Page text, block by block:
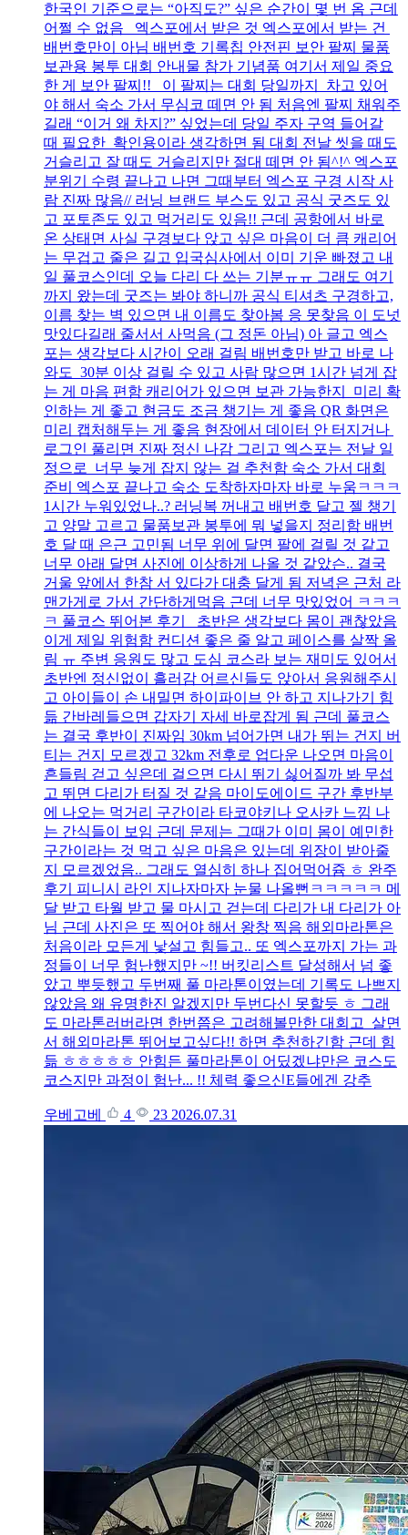
한국인 기준으로는 “아직도?” 싶은 순간이 몇 번 옴 근데
어쩔 수 없음 엑스포에서 받은 것 엑스포에서 받는 건
배번호만이 아님 배번호 기록칩 안전핀 보안 팔찌 물품
보관용 봉투 대회 안내물 참가 기념품 여기서 제일 중요
한 게 보안 팔찌!! 이 팔찌는 대회 당일까지 차고 있어
야 해서 숙소 가서 무심코 떼면 안 됨 처음엔 팔찌 채워주
길래 “이거 왜 차지?” 싶었는데 당일 주자 구역 들어갈
때 필요한 확인용이라 생각하면 됨 대회 전날 씻을 때도
거슬리고 잘 때도 거슬리지만 절대 떼면 안 됨^!^ 엑스포
분위기 수령 끝나고 나면 그때부터 엑스포 구경 시작 사
람 진짜 많음// 러닝 브랜드 부스도 있고 공식 굿즈도 있
고 포토존도 있고 먹거리도 있음!! 근데 공항에서 바로
온 상태면 사실 구경보다 앉고 싶은 마음이 더 큼 캐리어
는 무겁고 줄은 길고 입국심사에서 이미 기운 빠졌고 내
일 풀코스인데 오늘 다리 다 쓰는 기분ㅠㅠ 그래도 여기
까지 왔는데 굿즈는 봐야 하니까 공식 티셔츠 구경하고,
이름 찾는 벽 있으면 내 이름도 찾아봄 응 못찾음 이 도넛
맛있다길래 줄서서 사먹음 (그 정돈 아님) 아 글고 엑스
포는 생각보다 시간이 오래 걸림 배번호만 받고 바로 나
와도 30분 이상 걸릴 수 있고 사람 많으면 1시간 넘게 잡
는 게 마음 편함 캐리어가 있으면 보관 가능한지 미리 확
인하는 게 좋고 현금도 조금 챙기는 게 좋음 QR 화면은
미리 캡처해두는 게 좋음 현장에서 데이터 안 터지거나
로그인 풀리면 진짜 정신 나감 그리고 엑스포는 전날 일
정으로 너무 늦게 잡지 않는 걸 추천함 숙소 가서 대회
준비 엑스포 끝나고 숙소 도착하자마자 바로 누움ㅋㅋㅋ
1시간 누워있었나..? 러닝복 꺼내고 배번호 달고 젤 챙기
고 양말 고르고 물품보관 봉투에 뭐 넣을지 정리함 배번
호 달 때 은근 고민됨 너무 위에 달면 팔에 걸릴 것 같고
너무 아래 달면 사진에 이상하게 나올 것 같았슨.. 결국
거울 앞에서 한참 서 있다가 대충 달게 됨 저녁은 근처 라
맨가게로 가서 간단하게먹음 근데 너무 맛있었어 ㅋㅋㅋ
ㅋ 풀코스 뛰어본 후기 초반은 생각보다 몸이 괜찮았음
이게 제일 위험함 컨디션 좋은 줄 알고 페이스를 살짝 올
림 ㅠ 주변 응원도 많고 도심 코스라 보는 재미도 있어서
초반엔 정신없이 흘러감 어르신들도 앉아서 응원해주시
고 아이들이 손 내밀면 하이파이브 안 하고 지나가기 힘
듦 간바레들으면 갑자기 자세 바로잡게 됨 근데 풀코스
는 결국 후반이 진짜임 30km 넘어가면 내가 뛰는 건지 버
티는 건지 모르겠고 32km 전후로 업다운 나오면 마음이
흔들림 걷고 싶은데 걸으면 다시 뛰기 싫어질까 봐 무섭
고 뛰면 다리가 터질 것 같음 마이도에이드 구간 후반부
에 나오는 먹거리 구간이라 타코야키나 오사카 느낌 나
는 간식들이 보임 근데 문제는 그때가 이미 몸이 예민한
구간이라는 것 먹고 싶은 마음은 있는데 위장이 받아줄
지 모르겠었음.. 그래도 열심히 하나 집어먹어쥼 ㅎ 완주
후기 피니시 라인 지나자마자 눈물 나올뻔ㅋㅋㅋㅋㅋ 메
달 받고 타월 받고 물 마시고 걷는데 다리가 내 다리가 아
님 근데 사진은 또 찍어야 해서 왕창 찍음 해외마라톤은
처음이라 모든게 낯설고 힘들고.. 또 엑스포까지 가는 과
정들이 너무 험난했지만 ~!! 버킷리스트 달성해서 넘 좋
았고 뿌듯했고 두번째 풀 마라톤이였는데 기록도 나쁘지
않았음 왜 유명한진 알겠지만 두번다신 못할듯 ㅎ 그래
도 마라톤러버라면 한번쯤은 고려해볼만한 대회고 살면
서 해외마라톤 뛰어보고싶다!! 하면 추천하긴함 근데 힘
듦 ㅎㅎㅎㅎㅎ 안힘든 풀마라톤이 어딨겠냐만은 코스도
코스지만 과정이 험난... !! 체력 좋으신E들에겐 강추
우베고베 4 23 2026.07.31